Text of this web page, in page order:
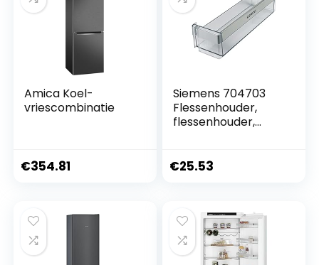
Amica Koel-
vriescombinatie
€354.81
Siemens 704703
Flessenhouder,
flessenhouder,
productbeschrijvin
€25.53